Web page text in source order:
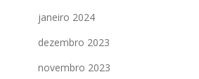
janeiro 2024
dezembro 2023
novembro 2023